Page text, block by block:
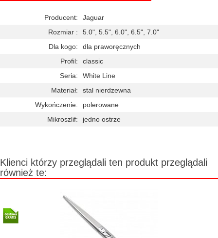
Producent:
Jaguar
Rozmiar :
5.0", 5.5", 6.0", 6.5", 7.0"
Dla kogo:
dla praworęcznych
Profil:
classic
Seria:
White Line
Materiał:
stal nierdzewna
Wykończenie:
polerowane
Mikroszlif:
jedno ostrze
Klienci którzy przeglądali ten produkt przeglądali
również te: